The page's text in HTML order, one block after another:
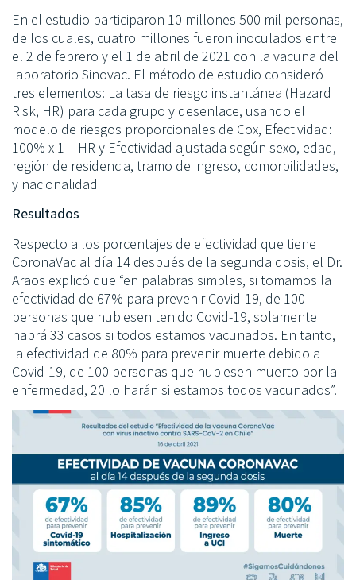
En el estudio participaron 10 millones 500 mil personas,
de los cuales, cuatro millones fueron inoculados entre
el 2 de febrero y el 1 de abril de 2021 con la vacuna del
laboratorio Sinovac. El método de estudio consideró
tres elementos: La tasa de riesgo instantánea (Hazard
Risk, HR) para cada grupo y desenlace, usando el
modelo de riesgos proporcionales de Cox, Efectividad:
100% x 1 – HR y Efectividad ajustada según sexo, edad,
región de residencia, tramo de ingreso, comorbilidades,
y nacionalidad
Resultados
Respecto a los porcentajes de efectividad que tiene
CoronaVac al día 14 después de la segunda dosis, el Dr.
Araos explicó que “en palabras simples, si tomamos la
efectividad de 67% para prevenir Covid-19, de 100
personas que hubiesen tenido Covid-19, solamente
habrá 33 casos si todos estamos vacunados. En tanto,
la efectividad de 80% para prevenir muerte debido a
Covid-19, de 100 personas que hubiesen muerto por la
enfermedad, 20 lo harán si estamos todos vacunados”.